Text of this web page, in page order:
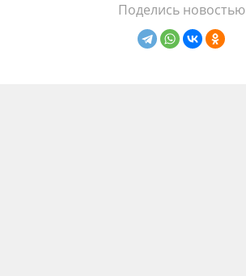
Поделись новостью